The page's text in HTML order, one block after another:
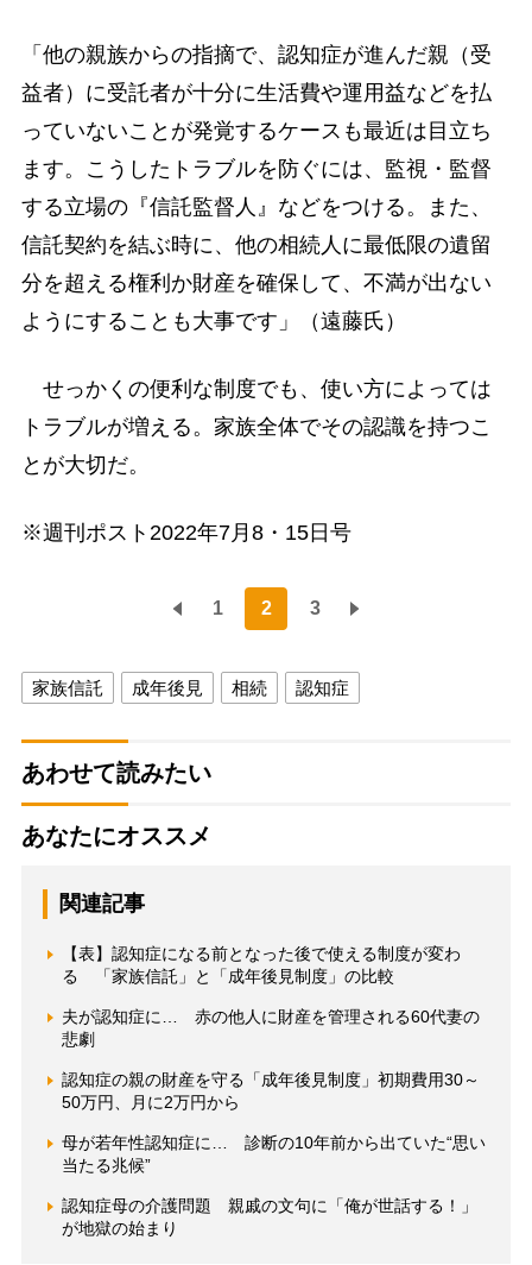
「他の親族からの指摘で、認知症が進んだ親（受
益者）に受託者が十分に生活費や運用益などを払
っていないことが発覚するケースも最近は目立ち
ます。こうしたトラブルを防ぐには、監視・監督
する立場の『信託監督人』などをつける。また、
信託契約を結ぶ時に、他の相続人に最低限の遺留
分を超える権利か財産を確保して、不満が出ない
ようにすることも大事です」（遠藤氏）
せっかくの便利な制度でも、使い方によっては
トラブルが増える。家族全体でその認識を持つこ
とが大切だ。
※週刊ポスト2022年7月8・15日号
1 2 3
家族信託 成年後見 相続 認知症
あわせて読みたい
あなたにオススメ
関連記事
【表】認知症になる前となった後で使える制度が変わ
る 「家族信託」と「成年後見制度」の比較
夫が認知症に… 赤の他人に財産を管理される60代妻の
悲劇
認知症の親の財産を守る「成年後見制度」初期費用30～
50万円、月に2万円から
母が若年性認知症に… 診断の10年前から出ていた“思い
当たる兆候”
認知症母の介護問題 親戚の文句に「俺が世話する！」
が地獄の始まり